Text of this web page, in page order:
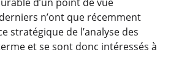
n’ont que récemment
stratégique de l’analyse des
et se sont donc intéressés à